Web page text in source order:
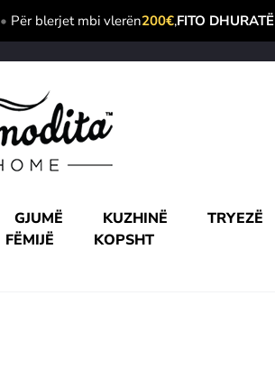
• Për blerjet mbi vlerën200€,FITO DHURATË
GJUMË KUZHINË TRYEZË
FËMIJË KOPSHT